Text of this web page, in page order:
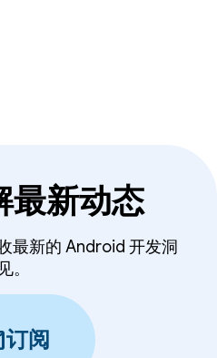
最新动态
最新的 Android 开发洞
见。
订阅